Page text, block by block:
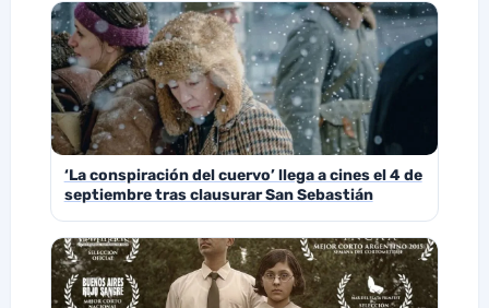
‘La conspiración del cuervo’ llega a cines el 4 de
septiembre tras clausurar San Sebastián